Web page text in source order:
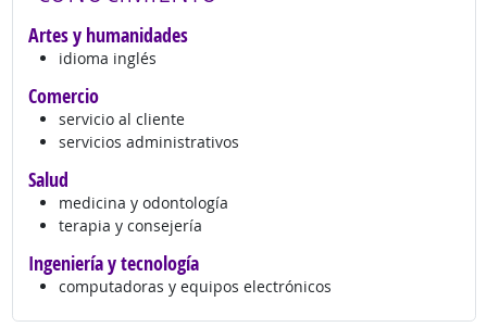
Artes y humanidades
idioma inglés
Comercio
servicio al cliente
servicios administrativos
Salud
medicina y odontología
terapia y consejería
Ingeniería y tecnología
computadoras y equipos electrónicos